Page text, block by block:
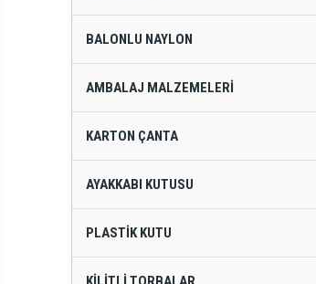
BALONLU NAYLON
AMBALAJ MALZEMELERI
KARTON ÇANTA
AYAKKABI KUTUSU
PLASTIK KUTU